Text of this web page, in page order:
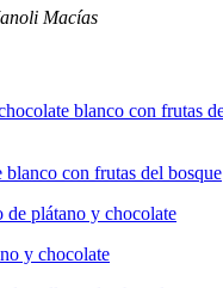
Macías
blanco con frutas del bosque
y chocolate